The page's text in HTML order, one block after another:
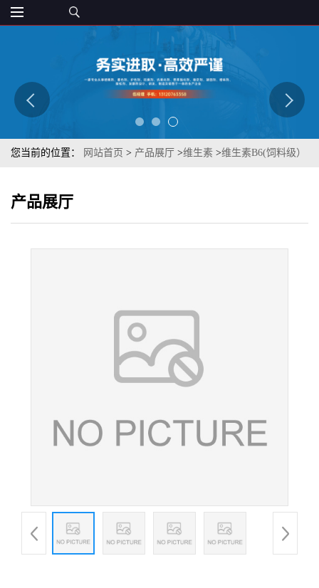
您当前的位置： 网站首页 > 产品展厅 >维生素 >维生素B6(饲料级）
产品展厅